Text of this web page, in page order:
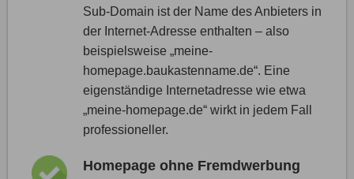
Sub-Domain ist der Name des Anbieters in
der Internet-Adresse enthalten – also
beispielsweise „meine-
homepage.baukastenname.de“. Eine
eigenständige Internetadresse wie etwa
„meine-homepage.de“ wirkt in jedem Fall
professioneller.
Homepage ohne Fremdwerbung